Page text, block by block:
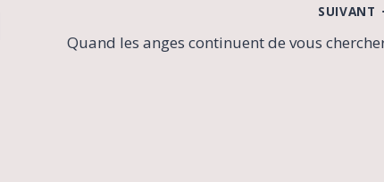
SUIVANT
Quand les anges continuent de vous